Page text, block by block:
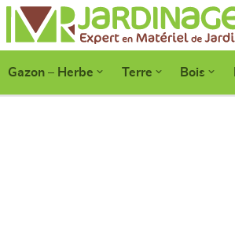
Gazon – Herbe Terre Bois